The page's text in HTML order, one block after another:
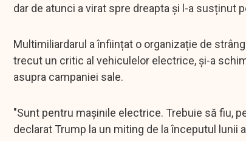
dar de atunci a virat spre dreapta și l-a susținut
Multimiliardarul a înființat o organizație de
trecut un critic al vehiculelor electrice, și-a
asupra campaniei sale.
"Sunt pentru mașinile electrice. Trebuie să fiu,
declarat Trump la un miting de la începutul lunii